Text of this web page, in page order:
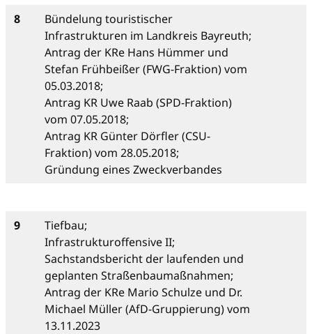
8
Bündelung touristischer
Infrastrukturen im Landkreis Bayreuth;
Antrag der KRe Hans Hümmer und
Stefan Frühbeißer (FWG-Fraktion) vom
05.03.2018;
Antrag KR Uwe Raab (SPD-Fraktion)
vom 07.05.2018;
Antrag KR Günter Dörfler (CSU-
Fraktion) vom 28.05.2018;
Gründung eines Zweckverbandes
9
Tiefbau;
Infrastrukturoffensive II;
Sachstandsbericht der laufenden und
geplanten Straßenbaumaßnahmen;
Antrag der KRe Mario Schulze und Dr.
Michael Müller (AfD-Gruppierung) vom
13.11.2023